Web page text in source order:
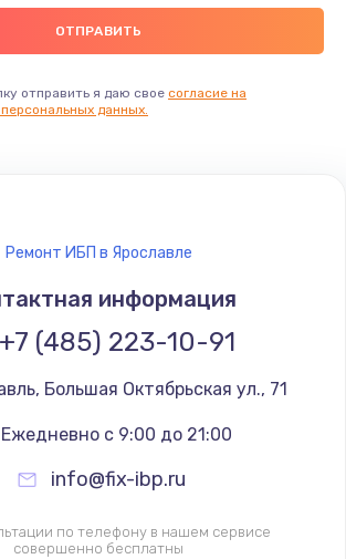
отправить я даю свое согласие на
данных.
Ремонт ИБП в Ярославле
информация
+7 (485) 223-10-91
, Большая Октябрьская ул., 71
Ежедневно с 9:00 до 21:00
info@fix-ibp.ru
по телефону в нашем сервисе
совершенно бесплатны